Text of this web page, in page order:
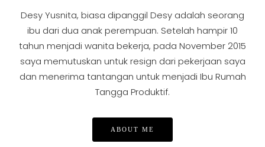
Desy Yusnita, biasa dipanggil Desy adalah seorang
ibu dari dua anak perempuan. Setelah hampir 10
tahun menjadi wanita bekerja, pada November 2015
saya memutuskan untuk resign dari pekerjaan saya
dan menerima tantangan untuk menjadi Ibu Rumah
Tangga Produktif.
ABOUT ME